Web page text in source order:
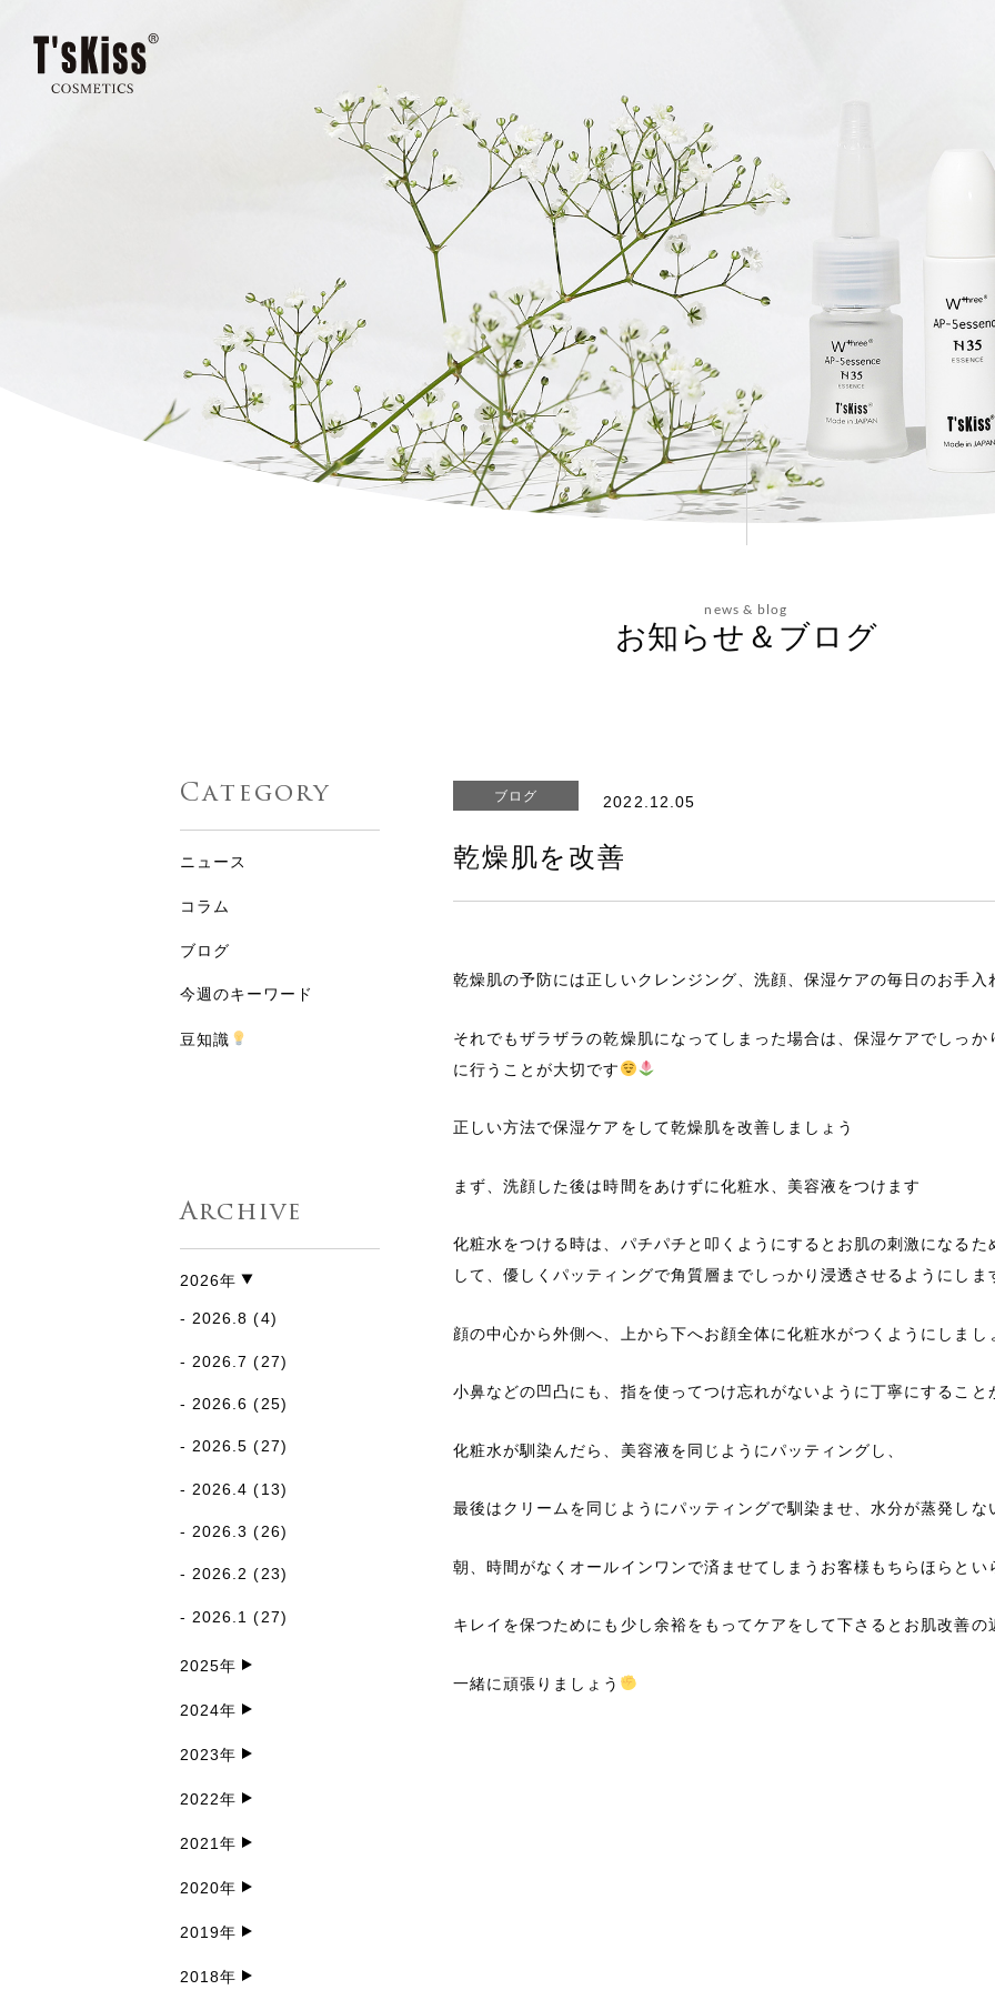
news & blog
お知らせ＆ブログ
ブログ 2022.12.05
乾燥肌を改善
乾燥肌の予防には正しいクレンジング、洗顔、保湿ケアの毎日のお手入
それでもザラザラの乾燥肌になってしまった場合は、保湿ケアでしっ
に行うことが大切です
正しい方法で保湿ケアをして乾燥肌を改善しましょう
まず、洗顔した後は時間をあけずに化粧水、美容液をつけます
化粧水をつける時は、パチパチと叩くようにするとお肌の刺激になる
して、優しくパッティングで角質層までしっかり浸透させるようにしま
顔の中心から外側へ、上から下へお顔全体に化粧水がつくようにしまし
小鼻などの凹凸にも、指を使ってつけ忘れがないように丁寧にすること
化粧水が馴染んだら、美容液を同じようにパッティングし、
最後はクリームを同じようにパッティングで馴染ませ、水分が蒸発し
朝、時間がなくオールインワンで済ませてしまうお客様もちらほらとい
キレイを保つためにも少し余裕をもってケアをして下さるとお肌改善の
一緒に頑張りましょう
Category
ニュース
コラム
ブログ
今週のキーワード
豆知識
Archive
2026年
2026.8 (4)
2026.7 (27)
2026.6 (25)
2026.5 (27)
2026.4 (13)
2026.3 (26)
2026.2 (23)
2026.1 (27)
2025年
2024年
2023年
2022年
2021年
2020年
2019年
2018年